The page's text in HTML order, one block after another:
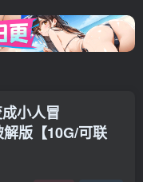
小人冒
版【10G/可联